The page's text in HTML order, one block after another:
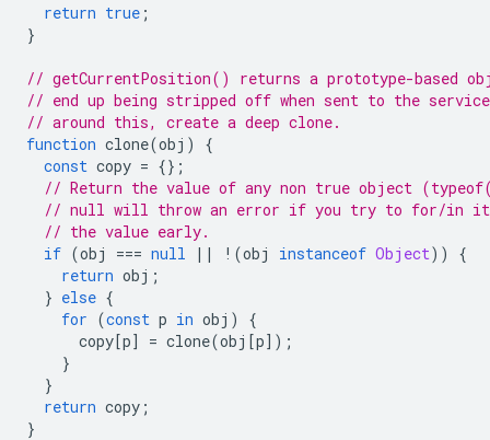
return true ;
}
// getCurrentPosition() returns a prototype-based
// end up being stripped off when sent to the
// around this, create a deep clone.
function clone(obj )
{
const copy = {};
// Return the value of any non true object
// null will throw an error if you try to for/in
// the value early.
if (obj === null || ! (obj instanceof Object))
{
return obj ;
} else {
for (const p in obj )
{
copy[p] = clone(obj [p]);
}
}
return copy ;
}